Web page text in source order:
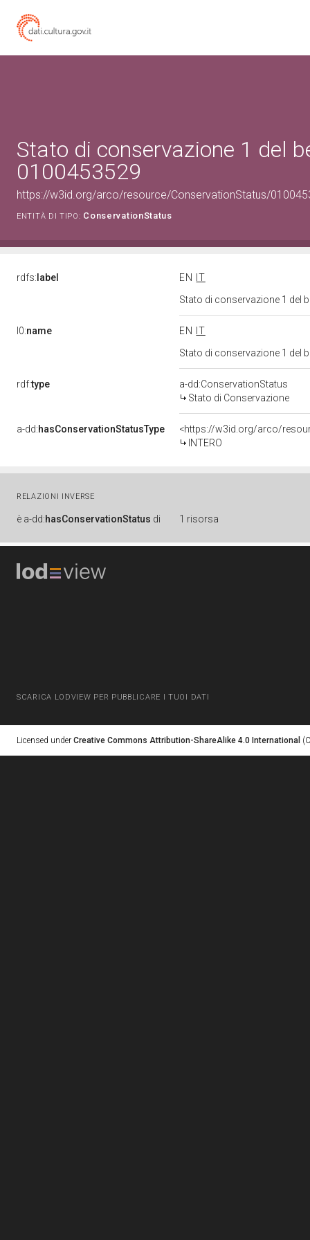
Stato di conservazione 1 del
0100453529
https://w3id.org/arco/resource/ConservationStatus/
ENTITÀ DI TIPO: ConservationStatus
rdfs: label EN
IT
Stato di conservazione 1 del
l0:name EN
IT
Stato di conservazione 1 del
rdf:type
a-dd:ConservationStatus
Stato di Conservazione
a-dd:hasConservationStatusType
<https://w3id.org/arco/
INTERO
RELAZIONI INVERSE
è a-dd:hasConservationStatus di 1 risorsa
SCARICA LODVIEW PER PUBBLICARE I TUOI DATI
Licensed under Creative Commons Attribution-ShareAlike 4.0 International